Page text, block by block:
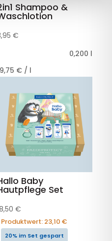
Shampoo &
€
0,200 l
€ / l
Baby
Set
€
Produktwert: 23,10 €
20% im Set gespart